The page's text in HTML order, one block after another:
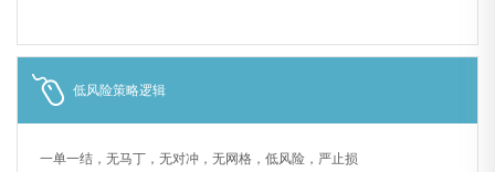
低风险策略逻辑
一单一结，无马丁，无对冲，无网格，低风险，严止损